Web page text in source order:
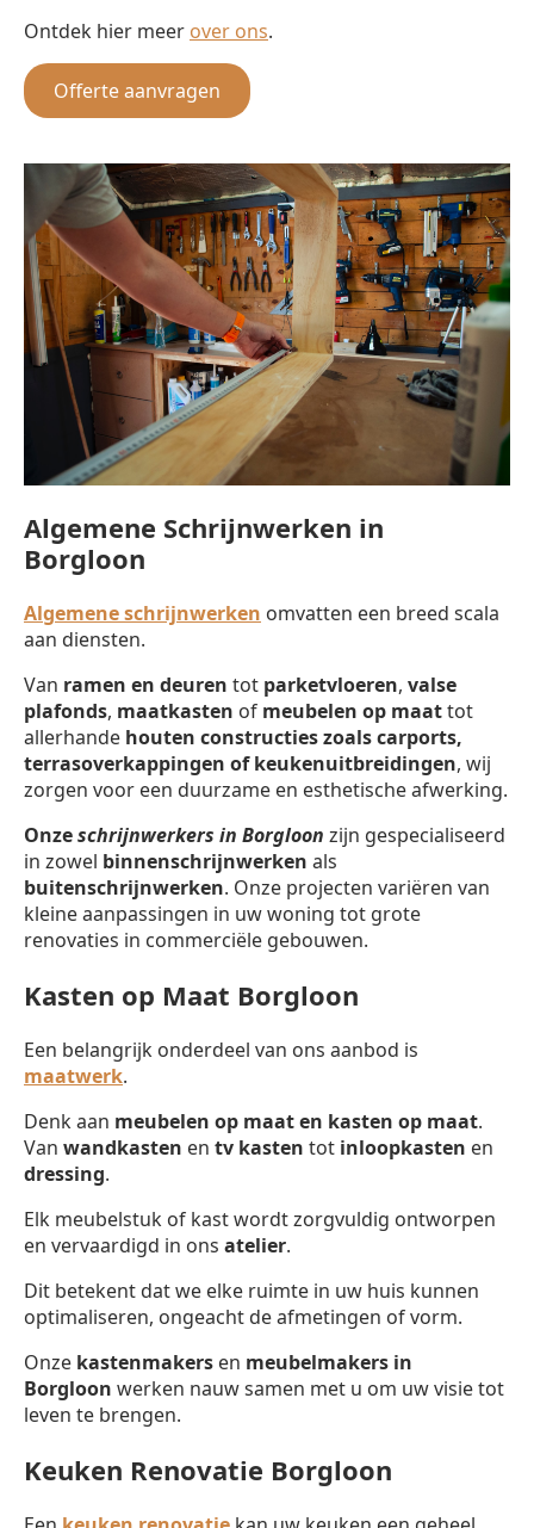
Ontdek hier meer over ons.
Offerte aanvragen
Algemene Schrijnwerken in
Borgloon
Algemene schrijnwerken omvatten een breed scala
aan diensten.
Van ramen en deuren tot parketvloeren, valse
plafonds, maatkasten of meubelen op maattot
allerhande houten constructies zoals carports,
terrasoverkappingen of keukenuitbreidingen, wij
zorgen voor een duurzame en esthetische afwerking.
Onzeschrijnwerkers in Borgloon zijn gespecialiseerd
in zowel binnenschrijnwerken als
buitenschrijnwerken. Onze projecten variëren van
kleine aanpassingen in uw woning tot grote
renovaties in commerciële gebouwen.
Kasten op Maat Borgloon
Een belangrijk onderdeel van ons aanbod is
maatwerk.
Denk aan meubelen op maat en kasten op maat.
Van wandkasten en tv kasten tot inloopkasten en
dressing.
Elk meubelstuk of kast wordt zorgvuldig ontworpen
en vervaardigd in ons atelier.
Dit betekent dat we elke ruimte in uw huis kunnen
optimaliseren, ongeacht de afmetingen of vorm.
Onze kastenmakers en meubelmakers in
Borgloon werken nauw samen met u om uw visie tot
leven te brengen.
Keuken Renovatie Borgloon